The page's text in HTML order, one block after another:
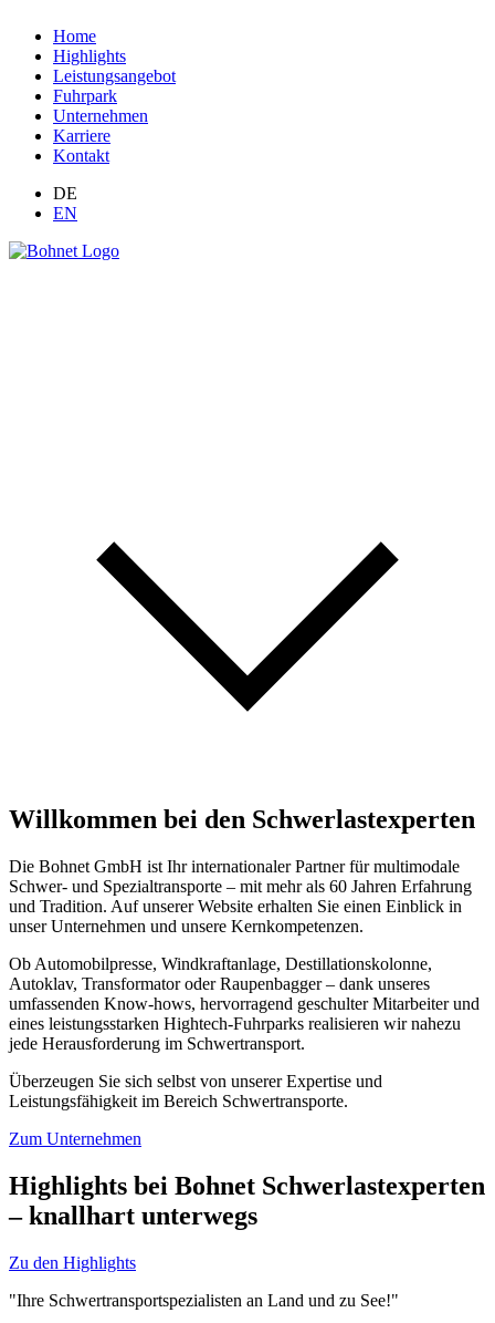
Home
Highlights
Leistungsangebot
Fuhrpark
Unternehmen
Karriere
Kontakt
DE
EN
Willkommen bei den Schwerlastexperten
Die Bohnet GmbH ist Ihr internationaler Partner für multimodale
Schwer- und Spezialtransporte – mit mehr als 60 Jahren Erfahrung
und Tradition. Auf unserer Website erhalten Sie einen Einblick in
unser Unternehmen und unsere Kernkompetenzen.
Ob Automobilpresse, Windkraftanlage, Destillationskolonne,
Autoklav, Transformator oder Raupenbagger – dank unseres
umfassenden Know-hows, hervorragend geschulter Mitarbeiter und
eines leistungsstarken Hightech-Fuhrparks realisieren wir nahezu
jede Herausforderung im Schwertransport.
Überzeugen Sie sich selbst von unserer Expertise und
Leistungsfähigkeit im Bereich Schwertransporte.
Zum Unternehmen
Highlights bei Bohnet Schwerlastexperten
– knallhart unterwegs
Zu den Highlights
"Ihre Schwertransportspezialisten an Land und zu See!"